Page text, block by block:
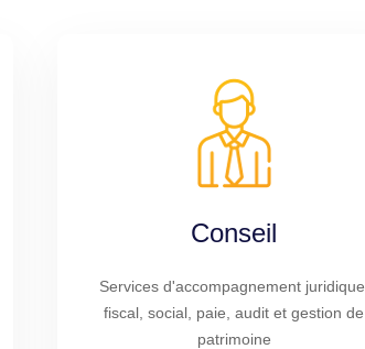
Conseil
Services d'accompagnement juridique,
fiscal, social, paie, audit et gestion de
patrimoine